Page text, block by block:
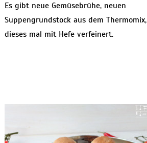
Es gibt neue Gemüsebrühe, neuen
Suppengrundstock aus dem Thermomix,
dieses mal mit Hefe verfeinert.